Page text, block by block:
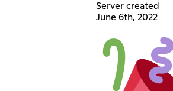
Server created
June 6th, 2022